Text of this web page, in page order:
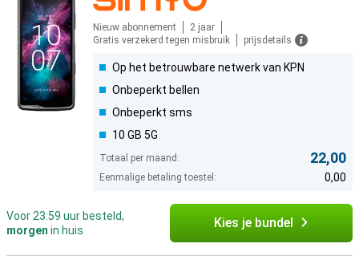
Nieuw abonnement
2 jaar
Gratis verzekerd tegen misbruik
prijsdetails
Op het betrouwbare netwerk van KPN
Onbeperkt bellen
Onbeperkt sms
10 GB 5G
Totaal per maand: 22,00
Eenmalige betaling toestel: 0,00
Voor 23:59 uur besteld,
morgen in huis Kies je bundel